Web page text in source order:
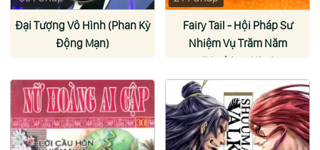
Đại Tượng Vô Hình (Phan Kỳ
Động Mạn)
Fairy Tail - Hội Pháp Sư
Nhiệm Vụ Trăm Năm
(Mashima Hiro)